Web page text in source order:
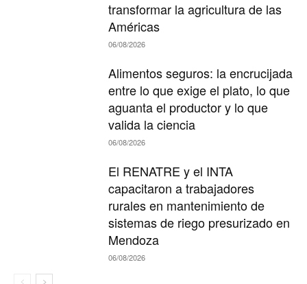
transformar la agricultura de las
Américas
06/08/2026
Alimentos seguros: la encrucijada
entre lo que exige el plato, lo que
aguanta el productor y lo que
valida la ciencia
06/08/2026
El RENATRE y el INTA
capacitaron a trabajadores
rurales en mantenimiento de
sistemas de riego presurizado en
Mendoza
06/08/2026